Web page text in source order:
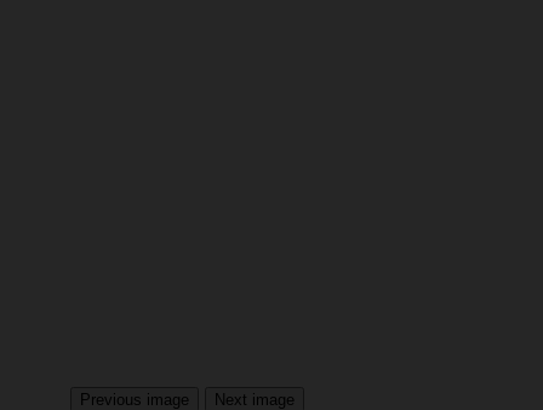
Previous image Next image